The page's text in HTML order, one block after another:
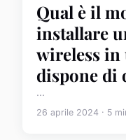
Qual è il
installare
wireless in
dispone di
...
26 aprile 2024 · 5